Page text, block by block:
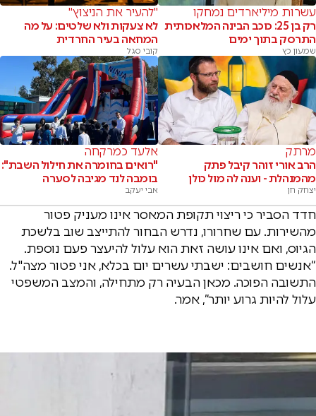
עשרות מיליארדים נמחקו
רק בן 25: כוכב הבינה המלאכותית
התרסק בתוך ימים
שמעון כץ
"להעיר את הניצוץ"
לא צעקות ולא שלטים: על מה
המחאה בעיר החרדית
קובי סגל
מרתק
הרב אורי זוהר קיבל פתק
מהמנהלת - וענה לה מול כולן
יצחק חן
אלעד כמרקחה
"רואים בחומרה את חילול השבת":
בומבה לנד מגיבה לסערה
אבי יעקב
חדד הסביר כי ריצוי תקופת המאסר אינו מעניק פטור
מהשירות. עם שחרורו, נדרש הבחור להתייצב שוב בלשכת
הגיוס, ואם אינו עושה זאת הוא עלול להיעצר פעם נוספת.
“אנשים חושבים: ישבתי עשרים יום בכלא, אני פטור מצה"ל.
התשובה הפוכה. מכאן הבעיה רק מתחילה, והמצב המשפטי
עלול להיות גרוע יותר”, אמר.